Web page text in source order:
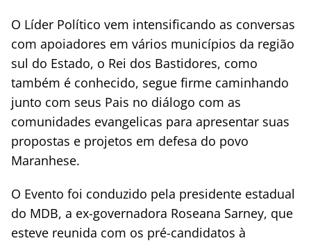
O Líder Político vem intensificando as conversas
com apoiadores em vários municípios da região
sul do Estado, o Rei dos Bastidores, como
também é conhecido, segue firme caminhando
junto com seus Pais no diálogo com as
comunidades evangelicas para apresentar suas
propostas e projetos em defesa do povo
Maranhese.
O Evento foi conduzido pela presidente estadual
do MDB, a ex-governadora Roseana Sarney, que
esteve reunida com os pré-candidatos à